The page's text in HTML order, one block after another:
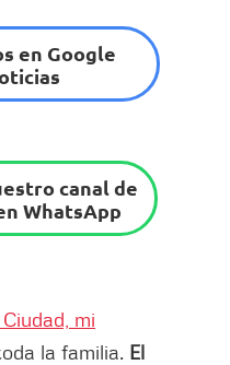
en Google
canal de
WhatsApp
mi
la familia. El